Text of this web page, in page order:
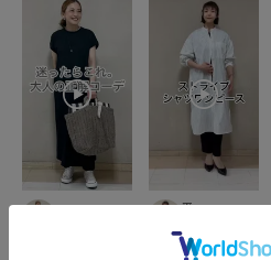
maemae
平
162cm